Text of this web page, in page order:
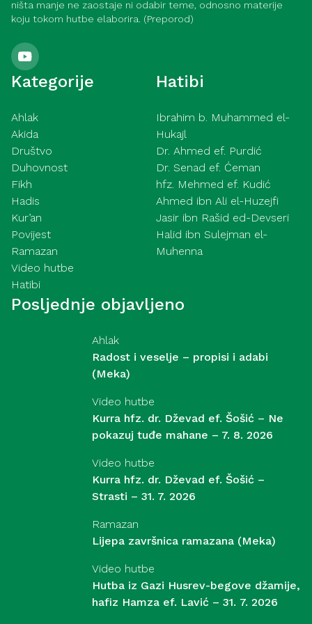
ništa manje ne zaostaje ni odabir teme, odnosno materije
koju tokom hutbe elaborira. (Preporod)
Kategorije
Ahlak
Akida
Društvo
Duhovnost
Fikh
Hadis
Kur’an
Povijest
Ramazan
Video hutbe
Hatibi
Hatibi
Ibrahim b. Muhammed el-
Hukajl
Dr. Ahmed ef. Purdić
Dr. Senad ef. Ćeman
hfz. Mehmed ef. Kudić
Ahmed ibn Ali el-Huzejfi
Jasir ibn Rašid ed-Devseri
Halid ibn Sulejman el-
Muhenna
Posljednje objavljeno
Ahlak
Radost i veselje – propisi i adabi
(Meka)
Video hutbe
Kurra hfz. dr. Dževad ef. Šošić – Ne
pokazuj tuđe mahane – 7. 8. 2026
Video hutbe
Kurra hfz. dr. Dževad ef. Šošić –
Strasti – 31. 7. 2026
Ramazan
Lijepa završnica ramazana (Meka)
Video hutbe
Hutba iz Gazi Husrev-begove džamije,
hafiz Hamza ef. Lavić – 31. 7. 2026